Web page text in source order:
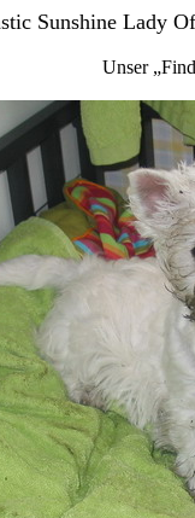
Sunshine Lady
Unser